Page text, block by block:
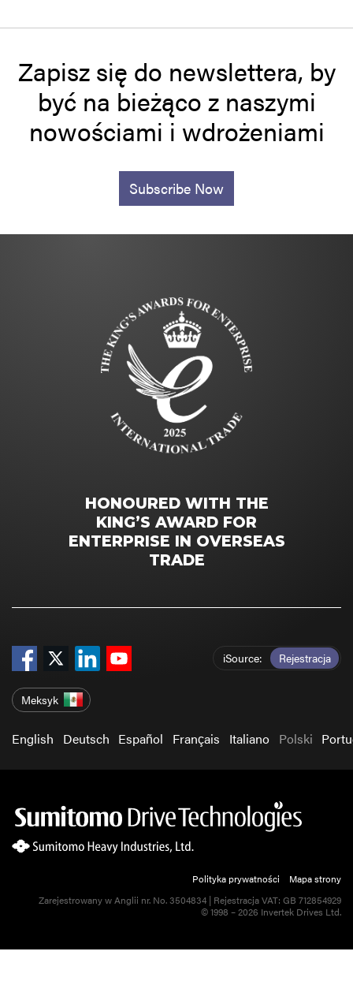
Zapisz się do newslettera, by
być na bieżąco z naszymi
nowościami i wdrożeniami
Subscribe Now
HONOURED WITH THE
KING’S AWARD FOR
ENTERPRISE IN OVERSEAS
TRADE
iSource Rejestracja
Meksyk
English Deutsch Español Français Italiano Polski
Polityka prywatności
Mapa strony
Zarejestrowany w Anglii nr. No. 3504834 | Rejestracja VAT: GB 712854929
© 1998 – 2026 Invertek Drives Ltd.